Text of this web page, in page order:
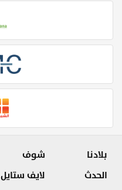
بلادنا
الحدث
شوف
لايف ستايل